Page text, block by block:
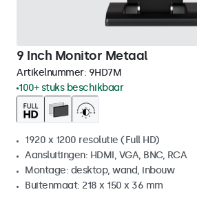
9 Inch Monitor Metaal
Artikelnummer: 9HD7M
100+ stuks beschikbaar
1920 x 1200 resolutie (Full HD)
Aansluitingen: HDMI, VGA, BNC, RCA
Montage: desktop, wand, inbouw
Buitenmaat: 218 x 150 x 36 mm